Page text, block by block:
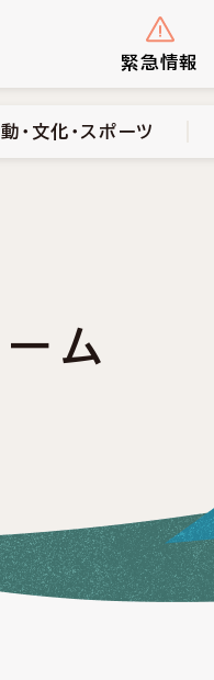
緊急情報
活動・文化・スポーツ
・文化・スポーツ
ム